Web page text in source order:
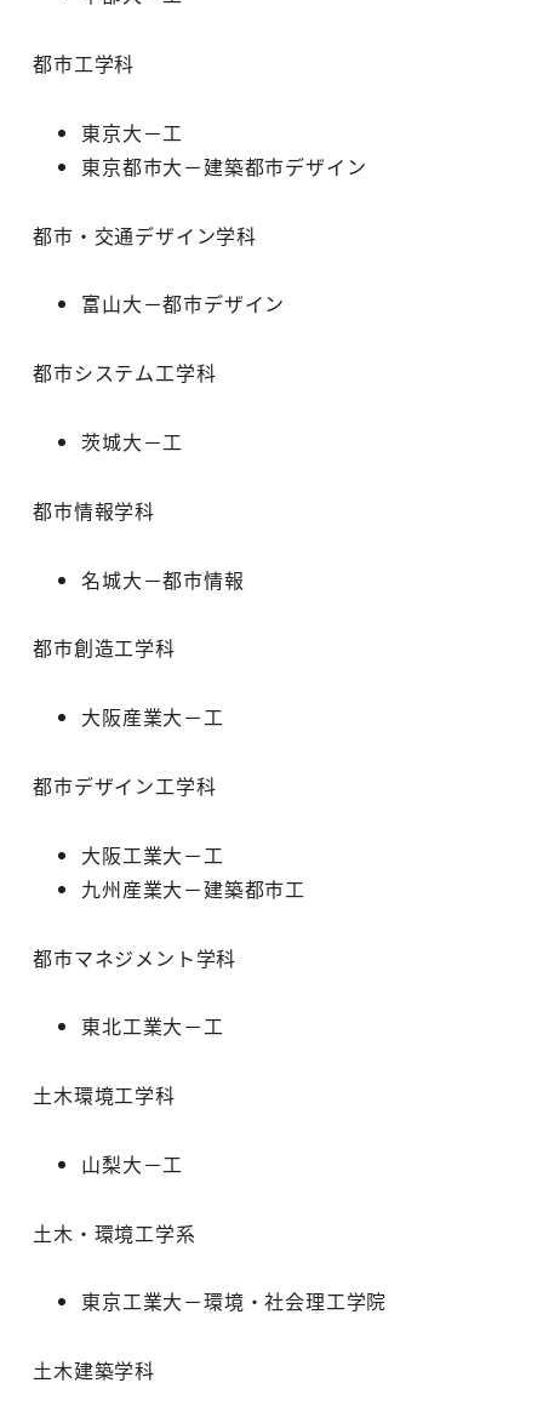
都市工学科
東京大－工
東京都市大－建築都市デザイン
都市・交通デザイン学科
富山大－都市デザイン
都市システム工学科
茨城大－工
都市情報学科
名城大－都市情報
都市創造工学科
大阪産業大－工
都市デザイン工学科
大阪工業大－工
九州産業大－建築都市工
都市マネジメント学科
東北工業大－工
土木環境工学科
山梨大－工
土木・環境工学系
東京工業大－環境・社会理工学院
土木建築学科